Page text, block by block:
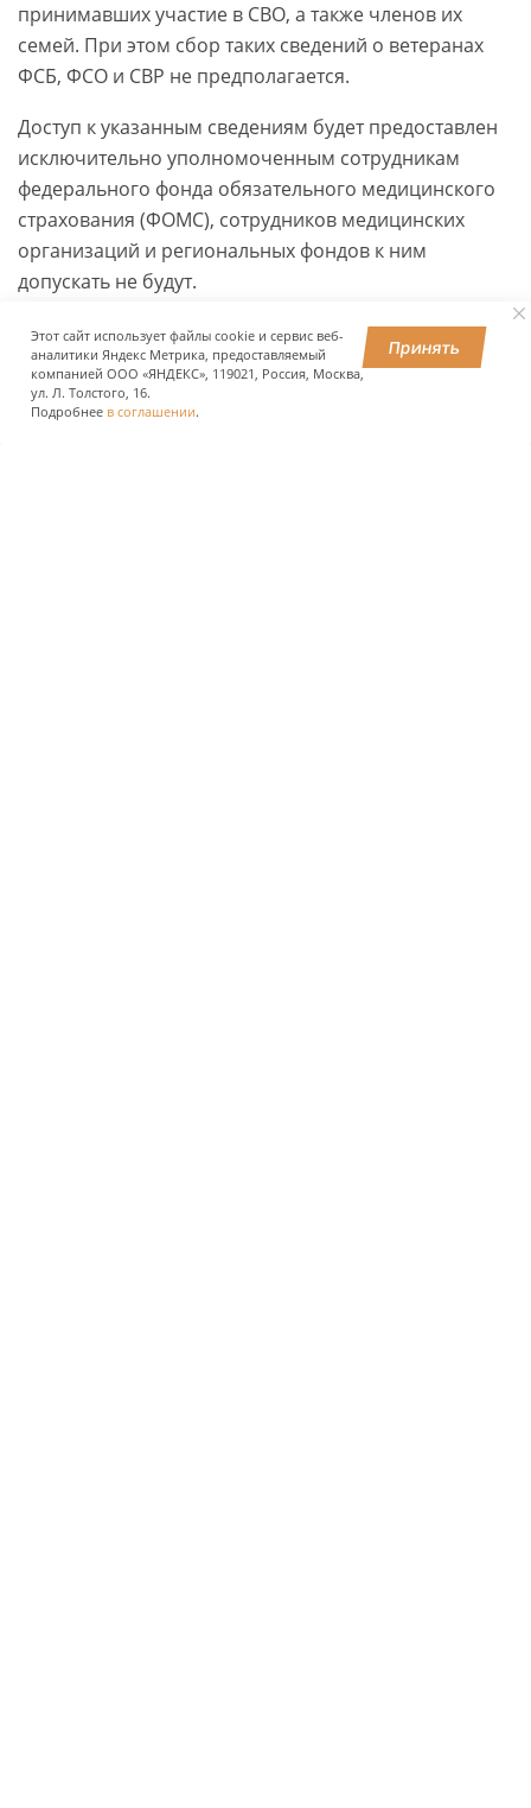
принимавших участие в СВО, а также членов их
семей. При этом сбор таких сведений о ветеранах
ФСБ, ФСО и СВР не предполагается.
Доступ к указанным сведениям будет предоставлен
исключительно уполномоченным сотрудникам
федерального фонда обязательного медицинского
страхования (ФОМС), сотрудников медицинских
организаций и региональных фондов к ним
допускать не будут.
ПОДЕЛИТЬСЯ
Этот сайт использует файлы cookie и сервис веб-
аналитики Яндекс Метрика, предоставляемый
компанией ООО «ЯНДЕКС», 119021, Россия, Москва,
ул. Л. Толстого, 16.
Подробнее в соглашении.
Принять